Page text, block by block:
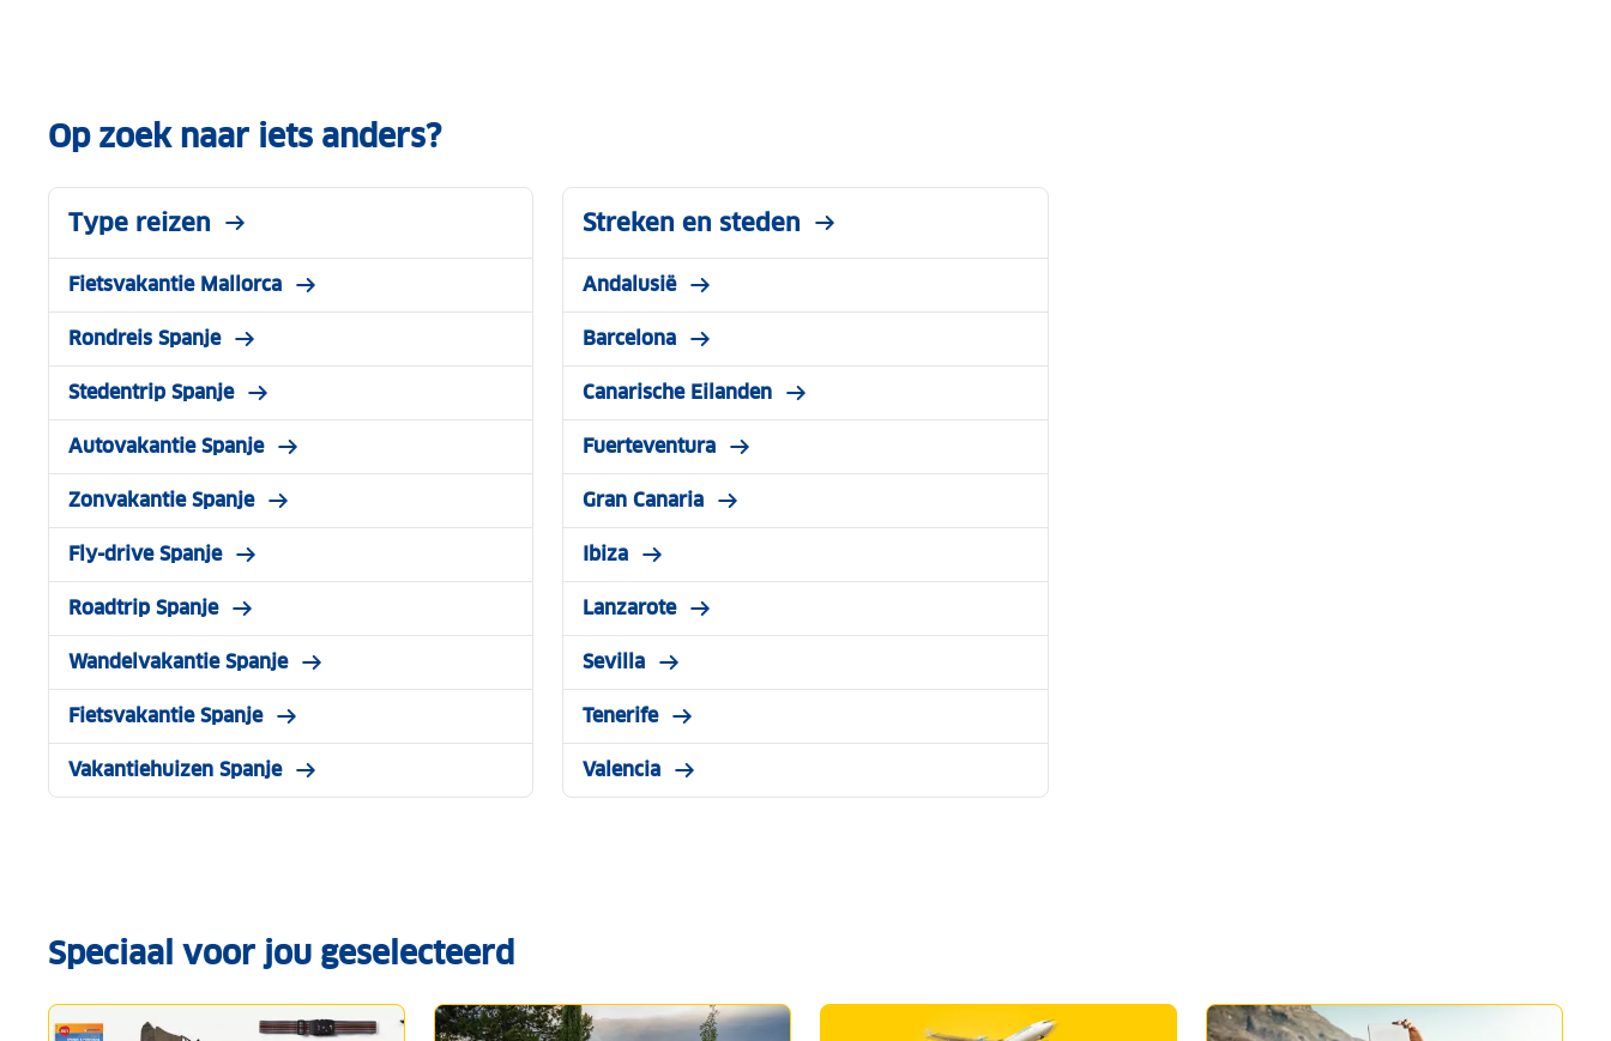
Op zoek naar iets anders?
Type reizen
Fietsvakantie Mallorca
Rondreis Spanje
Stedentrip Spanje
Autovakantie Spanje
Zonvakantie Spanje
Fly-drive Spanje
Roadtrip Spanje
Wandelvakantie Spanje
Fietsvakantie Spanje
Vakantiehuizen Spanje
Streken en steden
Andalusië
Barcelona
Canarische Eilanden
Fuerteventura
Gran Canaria
Ibiza
Lanzarote
Sevilla
Tenerife
Valencia
Speciaal voor jou geselecteerd